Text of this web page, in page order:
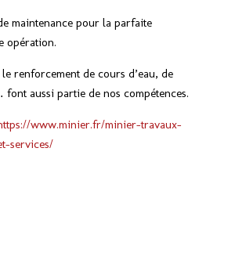
maintenance pour la parfaite
opération.
le renforcement de cours d’eau, de
font aussi partie de nos compétences.
www.minier.fr/minier-travaux-
services/